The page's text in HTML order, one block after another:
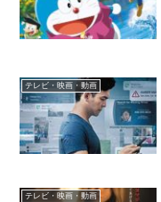
テレビ・映画・動画
テレビ・映画・動画